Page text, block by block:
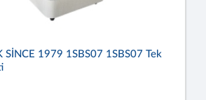
SİNCE 1979 1SBS07 1SBS07 Tek